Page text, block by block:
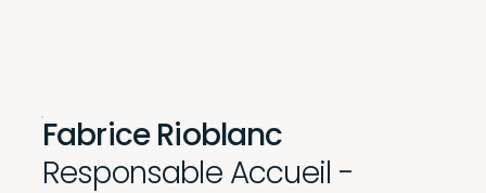
Fabrice Rioblanc
Responsable Accueil -